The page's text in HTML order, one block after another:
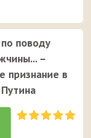
поводу
–
признание в